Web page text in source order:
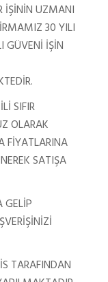
İŞİNİN UZMANI
30 YILI
GÜVENİ İŞİN
SIFIR
OLARAK
FİYATLARINA
SATIŞA
TARAFINDAN